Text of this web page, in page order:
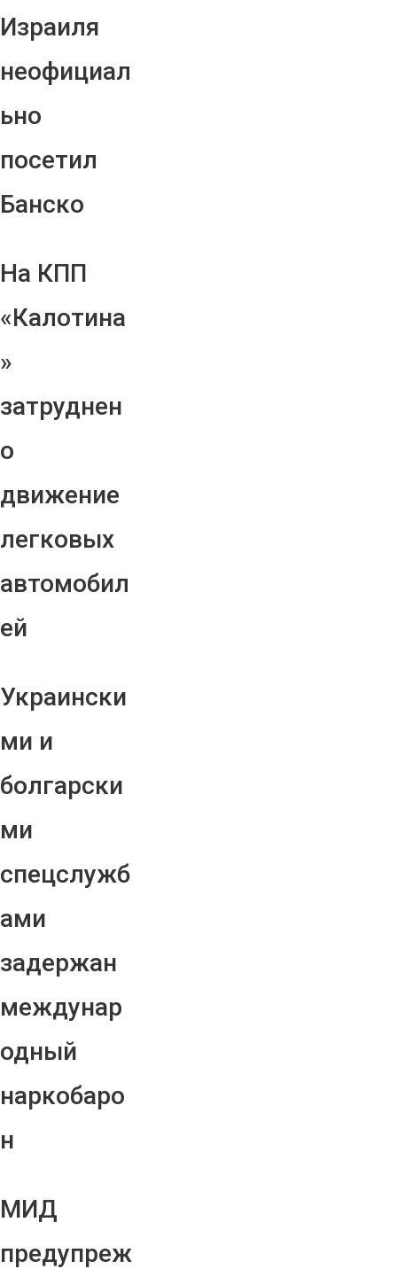
Израиля
неофициал
ьно
посетил
Банско
На КПП
«Калотина
»
затруднен
о
движение
легковых
автомобил
ей
Украински
ми и
болгарски
ми
спецслужб
ами
задержан
междунар
одный
наркобаро
н
МИД
предупреж